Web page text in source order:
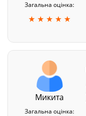
Загальна оцінка:
★ ★ ★ ★ ★
Микита
Загальна оцінка: